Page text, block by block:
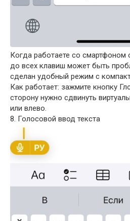
Когда работаете со смартфоном
до всех клавиш может быть
сделан удобный режим с
Как работает: зажмите кнопку
сторону нужно сдвинуть
или влево.
8. Голосовой ввод текста